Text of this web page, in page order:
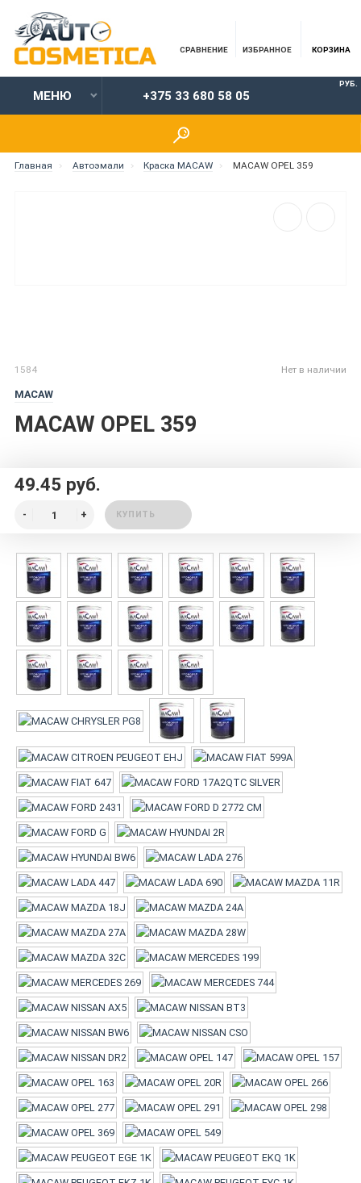
СРАВНЕНИЕ ИЗБРАННОЕ КОРЗИНА
МЕНЮ +375 33 680 58 05
РУБ.
Главная Автоэмали Краска MACAW MACAW OPEL 359
1584
MACAW
MACAW OPEL 359
Нет в наличии
49.45 руб.
КУПИТЬ